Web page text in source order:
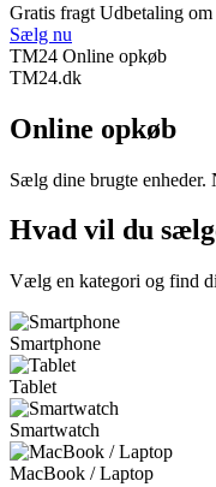
Gratis fragt Udbetaling om
Sælg nu
TM24 Online opkøb
TM24.dk
Online opkøb
Sælg dine brugte enheder.
Hvad vil du
Vælg en kategori og find
Smartphone
Tablet
Smartwatch
MacBook / Laptop